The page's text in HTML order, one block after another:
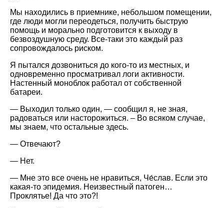
Мы находились в приемнике, небольшом помещении,
где люди могли переодеться, получить быструю
помощь и морально подготовится к выходу в
безвоздушную среду. Все-таки это каждый раз
сопровождалось риском.
Я пытался дозвониться до кого-то из местных, и
одновременно просматривал логи активности.
Настенный моноблок работал от собственной
батареи.
— Выходил только один, — сообщил я, не зная,
радоваться или насторожиться. – Во всяком случае,
мы знаем, что остальные здесь.
— Отвечают?
— Нет.
— Мне это все очень не нравиться, Че́слав. Если это
какая-то эпидемия. Неизвестный патоген…
Проклятье! Да что это?!